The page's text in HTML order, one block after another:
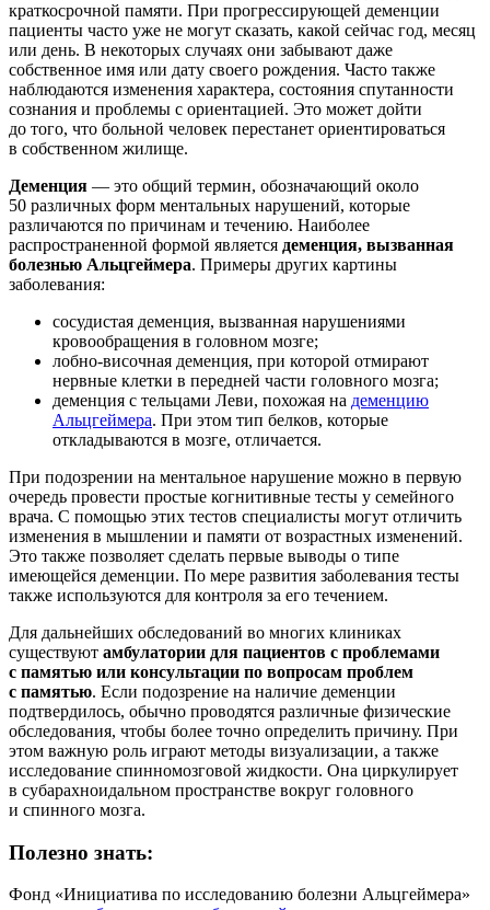
краткосрочной памяти. При прогрессирующей деменции
пациенты часто уже не могут сказать, какой сейчас год, месяц
или день. В некоторых случаях они забывают даже
собственное имя или дату своего рождения. Часто также
наблюдаются изменения характера, состояния спутанности
сознания и проблемы с ориентацией. Это может дойти
до того, что больной человек перестанет ориентироваться
в собственном жилище.
Деменция — это общий термин, обозначающий около
50 различных форм ментальных нарушений, которые
различаются по причинам и течению. Наиболее
распространенной формой является деменция, вызванная
болезнью Альцгеймера. Примеры других картины
заболевания:
сосудистая деменция, вызванная нарушениями
кровообращения в головном мозге;
лобно-височная деменция, при которой отмирают
нервные клетки в передней части головного мозга;
деменция с тельцами Леви, похожая на деменцию
Альцгеймера. При этом тип белков, которые
откладываются в мозге, отличается.
При подозрении на ментальное нарушение можно в первую
очередь провести простые когнитивные тесты у семейного
врача. С помощью этих тестов специалисты могут отличить
изменения в мышлении и памяти от возрастных изменений.
Это также позволяет сделать первые выводы о типе
имеющейся деменции. По мере развития заболевания тесты
также используются для контроля за его течением.
Для дальнейших обследований во многих клиниках
существуют амбулатории для пациентов с проблемами
с памятью или консультации по вопросам проблем
с памятью. Если подозрение на наличие деменции
подтвердилось, обычно проводятся различные физические
обследования, чтобы более точно определить причину. При
этом важную роль играют методы визуализации, а также
исследование спинномозговой жидкости. Она циркулирует
в субарахноидальном пространстве вокруг головного
и спинного мозга.
Полезно знать:
Фонд «Инициатива по исследованию болезни Альцгеймера»